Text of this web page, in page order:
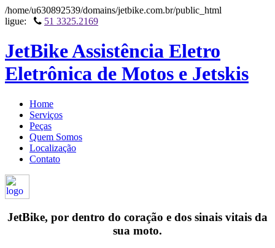
/home/u630892539/domains/jetbike.com.br/public_html
ligue:
51 3325.2169
JetBike Assistência Eletro
Eletrônica de Motos e Jetskis
Home
Serviços
Peças
Quem Somos
Localização
Contato
JetBike, por dentro do coração e dos sinais vitais da
sua moto.